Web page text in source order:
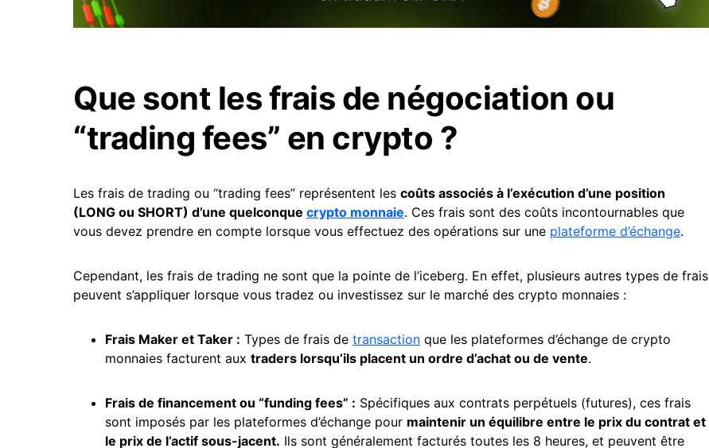
Que sont les frais de négociation ou
“trading fees” en crypto ?
Les frais de trading ou “trading fees” représentent les coûts associés à l’exécution d’une position
(LONG ou SHORT) d’une quelconque crypto monnaie. Ces frais sont des coûts incontournables que
vous devez prendre en compte lorsque vous effectuez des opérations sur une plateforme d’échange.
Cependant, les frais de trading ne sont que la pointe de l’iceberg. En effet, plusieurs autres types de frais
peuvent s’appliquer lorsque vous tradez ou investissez sur le marché des crypto monnaies :
Frais Maker et Taker : Types de frais de transaction que les plateformes d’échange de crypto
monnaies facturent aux traders lorsqu’ils placent un ordre d’achat ou de vente.
Frais de financement ou “funding fees” : Spécifiques aux contrats perpétuels (futures), ces frais
sont imposés par les plateformes d’échange pour maintenir un équilibre entre le prix du contrat et
le prix de l’actif sous-jacent. Ils sont généralement facturés toutes les 8 heures, et peuvent être